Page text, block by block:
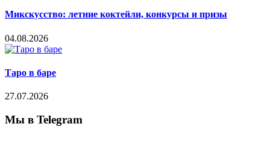
Микскусство: летние коктейли, конкурсы и призы
04.08.2026
Таро в баре
27.07.2026
Мы в Telegram